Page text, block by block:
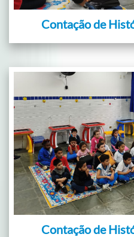
Contação de
Contação de